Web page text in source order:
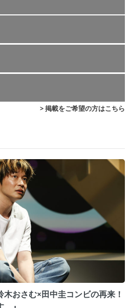
> 掲載をご希望の方はこちら
木おさむ×田中圭コンビの再来！